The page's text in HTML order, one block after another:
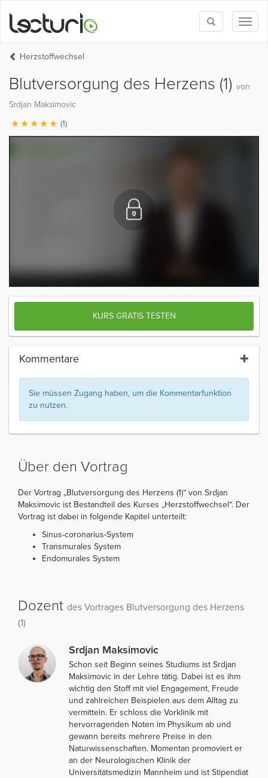
Toggle
search
Herzstoffwechsel
Blutversorgung des Herzens (1) von
Srdjan Maksimovic
(1)
KURS GRATIS TESTEN
Kommentare
Sie müssen Zugang haben, um die Kommentarfunktion
zu nutzen.
Über den Vortrag
Der Vortrag „Blutversorgung des Herzens (1)“ von Srdjan
Maksimovic ist Bestandteil des Kurses „Herzstoffwechsel“. Der
Vortrag ist dabei in folgende Kapitel unterteilt:
Sinus-coronarius-System
Transmurales System
Endomurales System
Dozent des Vortrages Blutversorgung des Herzens
(1)
Srdjan Maksimovic
Schon seit Beginn seines Studiums ist Srdjan
Maksimovic in der Lehre tätig. Dabei ist es ihm
wichtig den Stoff mit viel Engagement, Freude
und zahlreichen Beispielen aus dem Alltag zu
vermitteln. Er schloss die Vorklinik mit
hervorragenden Noten im Physikum ab und
gewann bereits mehrere Preise in den
Naturwissenschaften. Momentan promoviert er
an der Neurologischen Klinik der
Universitätsmedizin Mannheim und ist Stipendiat